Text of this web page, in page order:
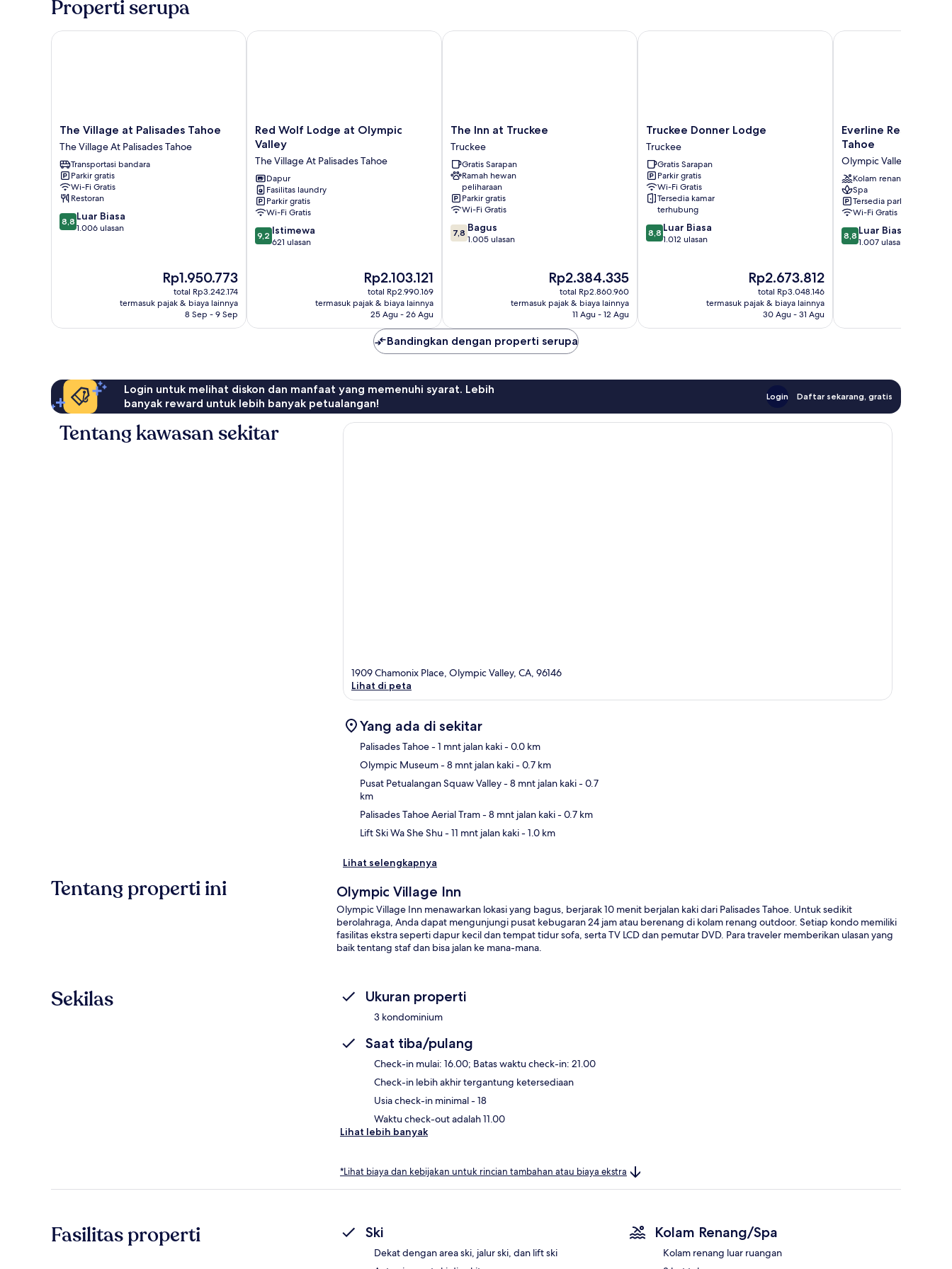
kamar
dapur
kecil
Properti serupa
The
Village
at
Palisades
Tahoe
The
Village
At
Palisades
The Village at Palisades Tahoe
The Village At Palisades Tahoe
Transportasi bandara
Parkir gratis
Wi-Fi Gratis
Restoran
8.8
dari
8,8 Luar Biasa
1.006 ulasan
Harga
sekarang
Rp1.950.773
Rp1.950.773
total Rp3.242.174
termasuk pajak & biaya lainnya
8 Sep - 9 Sep
The Village at Palisades Tahoe
Red
Wolf
Lodge
at
Olympic
Valley
The
Village
At
Palisades
Red Wolf Lodge at Olympic
Valley
The Village At Palisades Tahoe
Dapur
Fasilitas laundry
Parkir gratis
Wi-Fi Gratis
9.2
dari
9,2 Istimewa
621 ulasan
Harga
sekarang
Rp2.103.121
Rp2.103.121
total Rp2.990.169
termasuk pajak & biaya lainnya
25 Agu - 26 Agu
Red Wolf Lodge at Olympic Valley
The
Inn
at
Truckee
Truckee
The Inn at Truckee
Truckee
Gratis Sarapan
Ramah hewan
peliharaan
Parkir gratis
Wi-Fi Gratis
7.8
dari
7,8 Bagus
1.005 ulasan
Harga
sekarang
Rp2.384.335
Rp2.384.335
total Rp2.860.960
termasuk pajak & biaya lainnya
11 Agu - 12 Agu
The Inn at Truckee
Truckee
Donner
Lodge
Truckee
Truckee Donner Lodge
Truckee
Gratis Sarapan
Parkir gratis
Wi-Fi Gratis
Tersedia kamar
terhubung
8.8
dari
8,8 Luar Biasa
1.012 ulasan
Harga
sekarang
Rp2.673.812
Rp2.673.812
total Rp3.048.146
termasuk pajak & biaya lainnya
30 Agu - 31 Agu
Truckee Donner Lodge
Everline
Resort
Spa,
Lake
Tahoe
Olympic
Valley
Everline Resort and
Tahoe
Olympic Valley
Kolam renang
Spa
Tersedia parkir
Wi-Fi Gratis
8.8
dari
8,8 Luar Biasa
1.007 ulasan
Everline Resort and
Bandingkan dengan properti serupa
Login untuk melihat diskon dan manfaat yang memenuhi syarat. Lebih
banyak reward untuk lebih banyak petualangan!
Login Daftar sekarang, gratis
Tentang kawasan sekitar
1909 Chamonix Place, Olympic Valley, CA, 96146
Lihat di peta
Yang ada di sekitar
Palisades Tahoe- 1 mnt jalan kaki- 0.0 km
Olympic Museum- 8 mnt jalan kaki- 0.7 km
Pusat Petualangan Squaw Valley- 8 mnt jalan kaki- 0.7
km
Palisades Tahoe Aerial Tram- 8 mnt jalan kaki- 0.7 km
Lift Ski Wa She Shu- 11 mnt jalan kaki- 1.0 km
Lihat selengkapnya
Tentang properti ini Olympic Village Inn
Olympic Village Inn menawarkan lokasi yang bagus, berjarak 10 menit berjalan kaki dari Palisades Tahoe. Untuk sedikit
berolahraga, Anda dapat mengunjungi pusat kebugaran 24 jam atau berenang di kolam renang outdoor. Setiap kondo memiliki
fasilitas ekstra seperti dapur kecil dan tempat tidur sofa, serta TV LCD dan pemutar DVD. Para traveler memberikan ulasan yang
baik tentang staf dan bisa jalan ke mana-mana.
Sekilas Ukuran properti
3 kondominium
Saat tiba/pulang
Check-in mulai: 16.00; Batas waktu check-in: 21.00
Check-in lebih akhir tergantung ketersediaan
Usia check-in minimal - 18
Waktu check-out adalah 11.00
Lihat lebih banyak
*Lihat biaya dan kebijakan untuk rincian tambahan atau biaya ekstra
Fasilitas properti Ski
Dekat dengan area ski, jalur ski, dan lift ski
Kolam Renang/Spa
Kolam renang luar ruangan